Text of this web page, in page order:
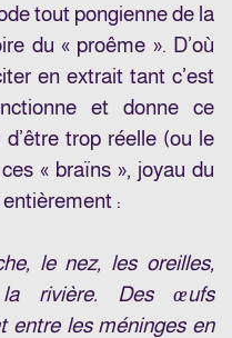
tout pongienne de la
du « proême ». D’où
en extrait tant c’est
et donne ce
trop réelle (ou le
« braïns », joyau du
:
le nez, les oreilles,
rivière. Des œufs
entre les méninges en